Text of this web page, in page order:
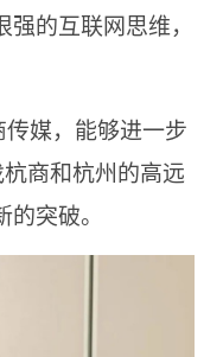
的互联网思维，
媒，能够进一步
商和杭州的高远
突破。